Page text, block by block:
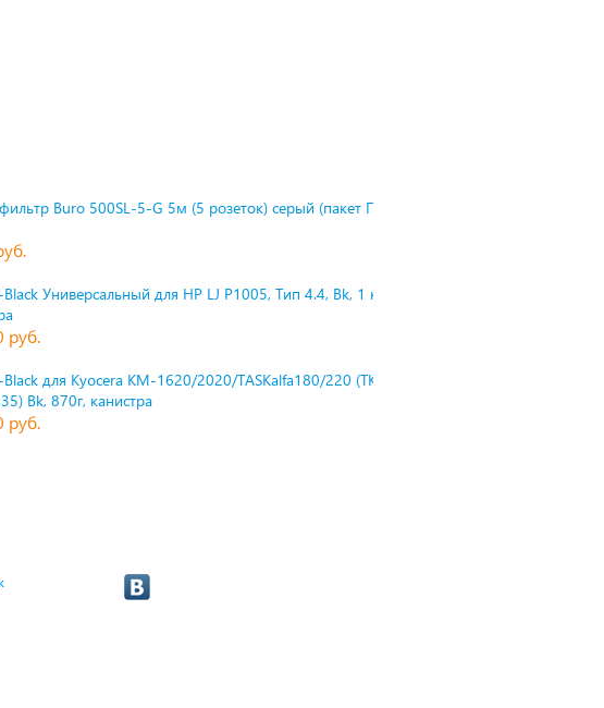
Buro 500SL-5-G 5м (5 розеток) серый (пакет П
Универсальный для HP LJ P1005, Тип 4.4, Bk, 1 к
руб.
для Kyocera KM-1620/2020/TASKalfa180/220 (TK-
Bk, 870г, канистра
руб.